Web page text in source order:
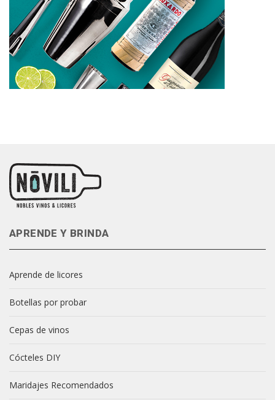
APRENDE Y BRINDA
Aprende de licores
Botellas por probar
Cepas de vinos
Cócteles DIY
Maridajes Recomendados